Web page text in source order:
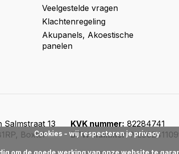
Veelgestelde vragen
Klachtenregeling
Akupanels, Akoestische
panelen
Salmstraat 13
Boxtel
KVK nummer: 82284741
BTW-nummer:
Cookies - wij respecteren je privacy